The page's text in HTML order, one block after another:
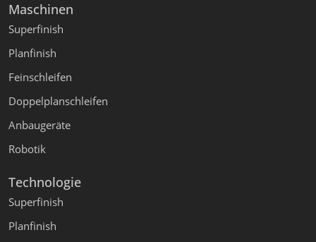
Maschinen
Superfinish
Planfinish
Feinschleifen
Doppelplanschleifen
Anbaugeräte
Robotik
Technologie
Superfinish
Planfinish